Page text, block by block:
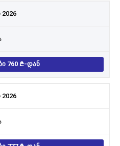
2026
760 -ᲓᲐᲜ
2026